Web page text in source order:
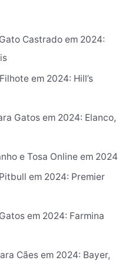
Castrado em 2024:
em 2024: Hill’s
Gatos em 2024: Elanco,
e Tosa Online em 2024
em 2024: Premier
em 2024: Farmina
Cães em 2024: ‎Bayer,